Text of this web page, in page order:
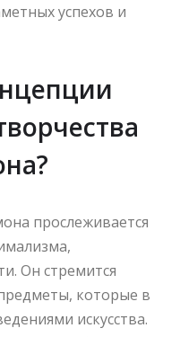
успехов и
прослеживается
Он стремится
которые в
искусства.